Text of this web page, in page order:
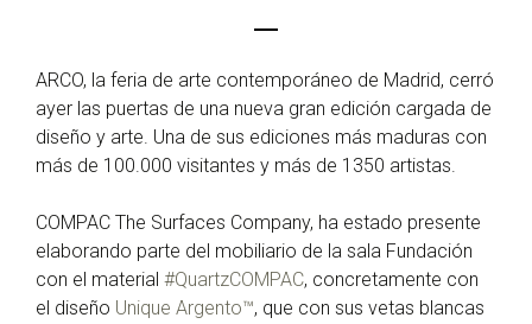
ARCO, la feria de arte contemporáneo de Madrid, cerró
ayer las puertas de una nueva gran edición cargada de
diseño y arte. Una de sus ediciones más maduras con
más de 100.000 visitantes y más de 1350 artistas.
COMPAC The Surfaces Company, ha estado presente
elaborando parte del mobiliario de la sala Fundación
con el material #QuartzCOMPAC, concretamente con
el diseño Unique Argento™, que con sus vetas blancas